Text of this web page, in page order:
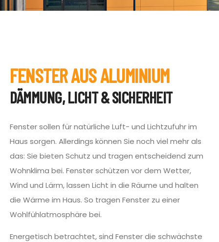
FENSTER AUS ALUMINIUM
DÄMMUNG, LICHT & SICHERHEIT
Fenster sollen für natürliche Luft- und Lichtzufuhr im
Haus sorgen. Allerdings können Sie noch viel mehr als
das: Sie bieten Schutz und tragen entscheidend zum
Wohnklima bei. Fenster schützen vor dem Wetter,
Wind und Lärm, lassen Licht in die Räume und halten
die Wärme im Haus. So tragen Fenster zu einer
Wohlfühlatmosphäre bei.
Energetisch betrachtet, sind Fenster die schwächste